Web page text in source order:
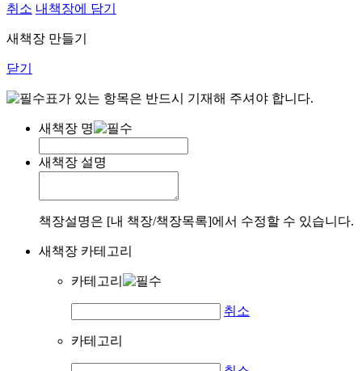
취소 내책장에 담기
새책장 만들기
닫기
표가 있는 항목은 반드시 기재해 주셔야 합니다.
새책장 명
새책장 설명
책장설명은 [내 책장/책장목록]에서 수정할 수 있습니다.
새책장 카테고리
카테고리
취소
카테고리